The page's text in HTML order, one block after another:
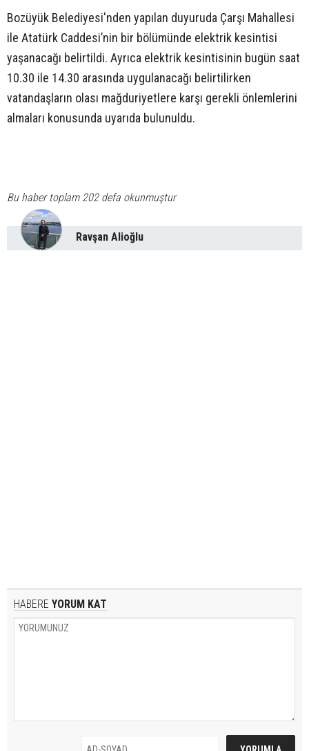
Bozüyük Belediyesi'nden yapılan duyuruda Çarşı Mahallesi
ile Atatürk Caddesi’nin bir bölümünde elektrik kesintisi
yaşanacağı belirtildi. Ayrıca elektrik kesintisinin bugün saat
10.30 ile 14.30 arasında uygulanacağı belirtilirken
vatandaşların olası mağduriyetlere karşı gerekli önlemlerini
almaları konusunda uyarıda bulunuldu.
Bu haber toplam 202 defa okunmuştur
Ravşan Alioğlu
HABERE YORUM KAT